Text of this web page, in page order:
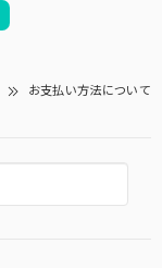
お支払い方法について